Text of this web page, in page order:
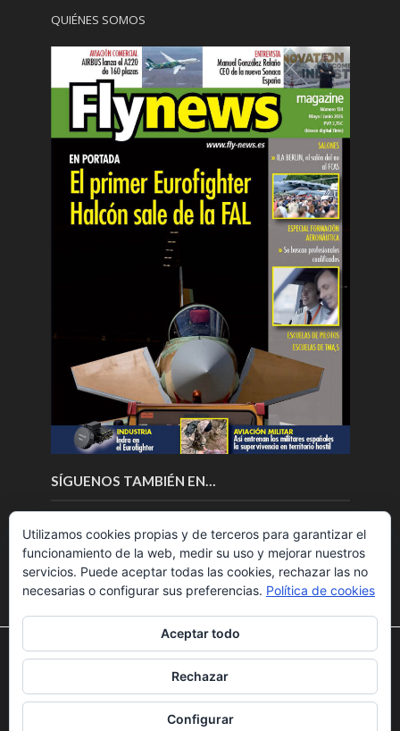
QUIÉNES SOMOS
SÍGUENOS TAMBIÉN EN…
Copyright © 2018.Fly News.Noticias aerospacial
UAS aviación comercial
Utilizamos cookies para ofrecerte la mejor experiencia en
nuestra web.
Puedes aprender más sobre qué cookies utilizamos o
desactivarlas en losajustes.
Utilizamos cookies propias y de terceros para garantizar el
funcionamiento de la web, medir su uso y mejorar nuestros
servicios. Puede aceptar todas las cookies, rechazar las no
necesarias o configurar sus preferencias. Política de cookies
Aceptar todo
Rechazar
Configurar